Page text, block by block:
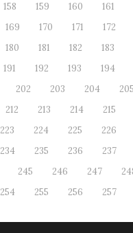
158 159 160 161
169 170 171 172
180 181 182 183
191 192 193 194
202 203 204 205
212 213 214 215
223 224 225 226
234 235 236 237
245 246 247
254 255 256 257